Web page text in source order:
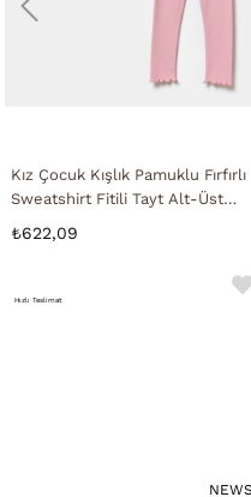
Kız Çocuk Kışlık Pamuklu Fırfırlı
Sweatshirt Fitili Tayt Alt-Üst
₺622,09
Hızlı Teslimat